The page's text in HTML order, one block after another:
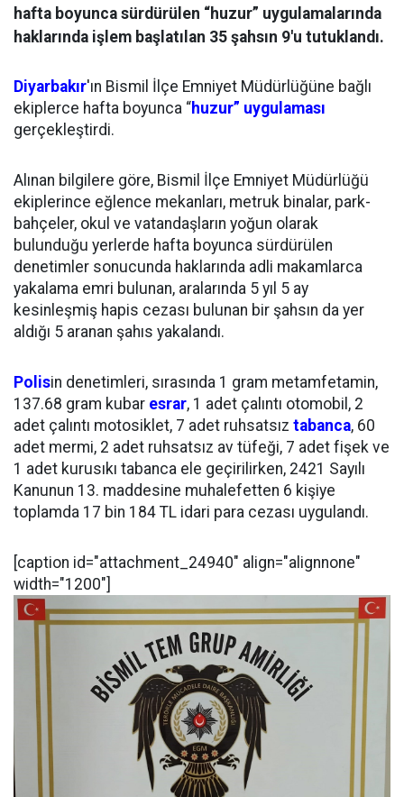
hafta boyunca sürdürülen “huzur” uygulamalarında
haklarında işlem başlatılan 35 şahsın 9'u tutuklandı.
Diyarbakır'ın Bismil İlçe Emniyet Müdürlüğüne bağlı
ekiplerce hafta boyunca “huzur” uygulaması
gerçekleştirdi.
Alınan bilgilere göre, Bismil İlçe Emniyet Müdürlüğü
ekiplerince eğlence mekanları, metruk binalar, park-
bahçeler, okul ve vatandaşların yoğun olarak
bulunduğu yerlerde hafta boyunca sürdürülen
denetimler sonucunda haklarında adli makamlarca
yakalama emri bulunan, aralarında 5 yıl 5 ay
kesinleşmiş hapis cezası bulunan bir şahsın da yer
aldığı 5 aranan şahıs yakalandı.
Polisin denetimleri, sırasında 1 gram metamfetamin,
137.68 gram kubar esrar, 1 adet çalıntı otomobil, 2
adet çalıntı motosiklet, 7 adet ruhsatsız tabanca, 60
adet mermi, 2 adet ruhsatsız av tüfeği, 7 adet fişek ve
1 adet kurusıkı tabanca ele geçirilirken, 2421 Sayılı
Kanunun 13. maddesine muhalefetten 6 kişiye
toplamda 17 bin 184 TL idari para cezası uygulandı.
[caption id="attachment_24940" align="alignnone"
width="1200"]